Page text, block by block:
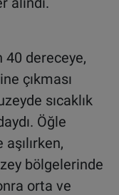
40 dereceye,
çıkması
sıcaklık
Öğle
bölgelerinde
orta ve